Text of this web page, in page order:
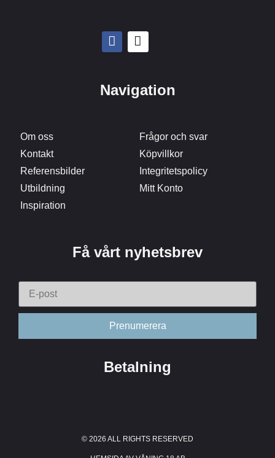
Navigation
Om oss
Kontakt
Referensbilder
Utbildning
Inspiration
Frågor och svar
Köpvillkor
Integritetspolicy
Mitt Konto
Få vårt nyhetsbrev
Betalning
© 2026 ALL RIGHTS RESERVED​